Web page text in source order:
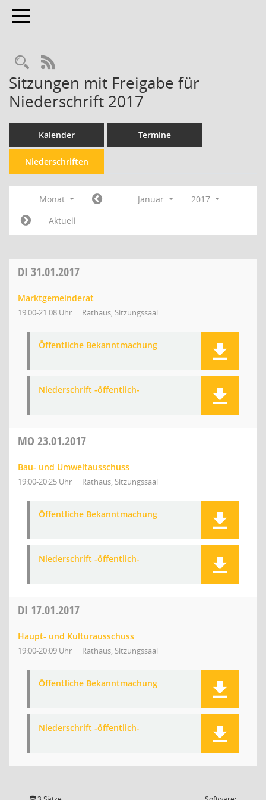
Toggle navigation
Rechercheauswahl
RSS-Feed
Sitzungen mit Freigabe für
Niederschrift 2017
Kalender Termine
Niederschriften
Monat Januar
2017
Aktuell
DI 31.01.2017
Marktgemeinderat
19:00-21:08 Uhr Rathaus, Sitzungssaal
Öffentliche Bekanntmachung
Niederschrift -öffentlich-
MO 23.01.2017
Bau- und Umweltausschuss
19:00-20:25 Uhr Rathaus, Sitzungssaal
Öffentliche Bekanntmachung
Niederschrift -öffentlich-
DI 17.01.2017
Haupt- und Kulturausschuss
19:00-20:09 Uhr Rathaus, Sitzungssaal
Öffentliche Bekanntmachung
Niederschrift -öffentlich-